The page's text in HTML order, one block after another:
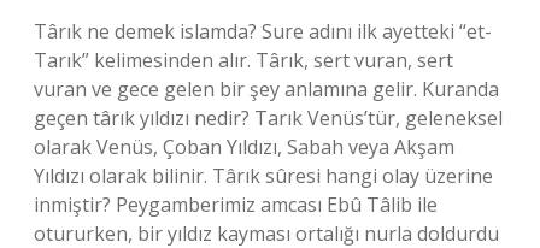
Târık ne demek islamda? Sure adını ilk ayetteki “et-
Tarık” kelimesinden alır. Târık, sert vuran, sert
vuran ve gece gelen bir şey anlamına gelir. Kuranda
geçen târık yıldızı nedir? Tarık Venüs’tür, geleneksel
olarak Venüs, Çoban Yıldızı, Sabah veya Akşam
Yıldızı olarak bilinir. Târık sûresi hangi olay üzerine
inmiştir? Peygamberimiz amcası Ebû Tâlib ile
otururken, bir yıldız kayması ortalığı nurla doldurdu